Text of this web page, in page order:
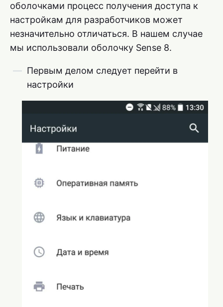
оболочками процесс получения доступа к
настройкам для разработчиков может
незначительно отличаться. В нашем случае
мы использовали оболочку Sense 8.
Первым делом следует перейти в
настройки